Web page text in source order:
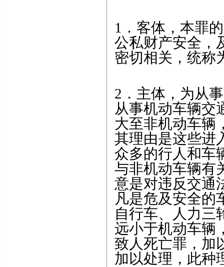
1．客体，本罪
公私财产安全，
密切相关，统称
2．主体，为从
从事机动车辆交
大至非机动车辆
其理由是这些进
众多的行人和车
与非机动车辆有
意是对违反交通
凡是危及安全的
自行车、人力三
远小于机动车辆
致人死亡罪，加
加以处理，此种